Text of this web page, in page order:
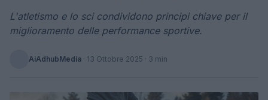
L'atletismo e lo sci condividono principi chiave per il
miglioramento delle performance sportive.
AiAdhubMedia · 13 Ottobre 2025 · 3 min